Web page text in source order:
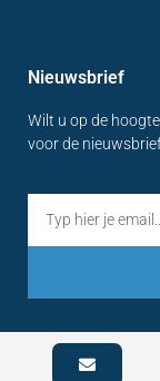
Nieuwsbrief
Wilt u op de
voor de